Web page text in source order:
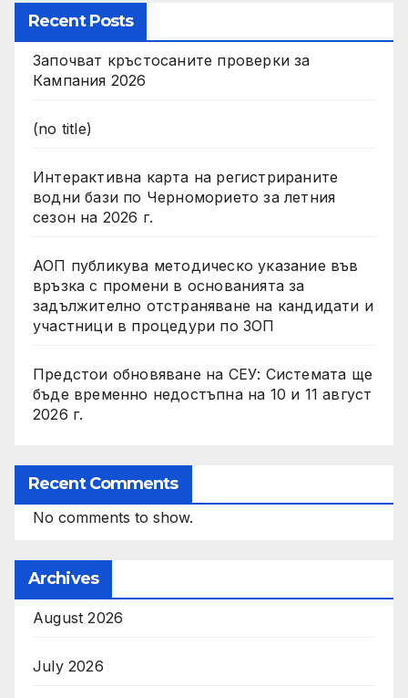
Recent Posts
Започват кръстосаните проверки за
Кампания 2026
(no title)
Интерактивна карта на регистрираните
водни бази по Черноморието за летния
сезон на 2026 г.
АОП публикува методическо указание във
връзка с промени в основанията за
задължително отстраняване на кандидати и
участници в процедури по ЗОП
Предстои обновяване на СЕУ: Системата ще
бъде временно недостъпна на 10 и 11 август
2026 г.
Recent Comments
No comments to show.
Archives
August 2026
July 2026